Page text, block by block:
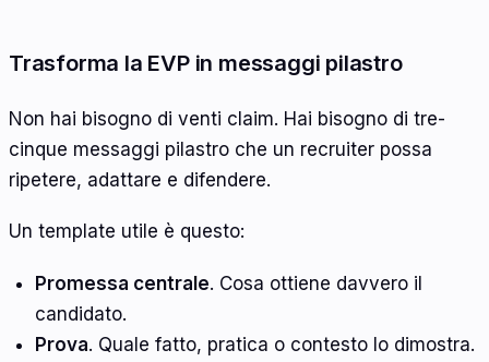
Trasforma la EVP in messaggi pilastro
Non hai bisogno di venti claim. Hai bisogno di tre-
cinque messaggi pilastro che un recruiter possa
ripetere, adattare e difendere.
Un template utile è questo:
Promessa centrale. Cosa ottiene davvero il
candidato.
Prova. Quale fatto, pratica o contesto lo dimostra.